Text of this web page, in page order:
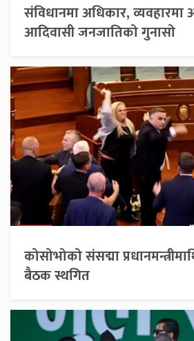
संविधानमा अधिकार,
आदिवासी जनजातिको गुनासो
कोसोभोको संसद्मा
बैठक स्थगित